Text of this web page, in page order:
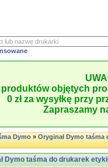
objętych
0 zł za wysyłkę przy
Zapraszamy
Dymo»Oryginał Dymo taśma
Dymo taśma do drukarek